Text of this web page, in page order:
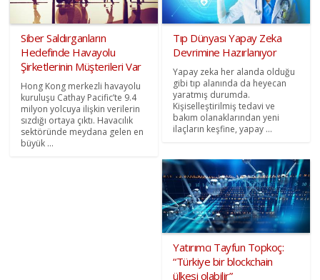
Siber Saldırganların
Hedefinde Havayolu
Şirketlerinin Müşterileri Var
Hong Kong merkezli havayolu
kuruluşu Cathay Pacific’te 9.4
milyon yolcuya ilişkin verilerin
sızdığı ortaya çıktı. Havacılık
sektöründe meydana gelen en
büyük ...
Tıp Dünyası Yapay Zeka
Devrimine Hazırlanıyor
Yapay zeka her alanda olduğu
gibi tıp alanında da heyecan
yaratmış durumda.
Kişiselleştirilmiş tedavi ve
bakım olanaklarından yeni
ilaçların keşfine, yapay ...
Yatırımcı Tayfun Topkoç:
“Türkiye bir blockchain
ülkesi olabilir”